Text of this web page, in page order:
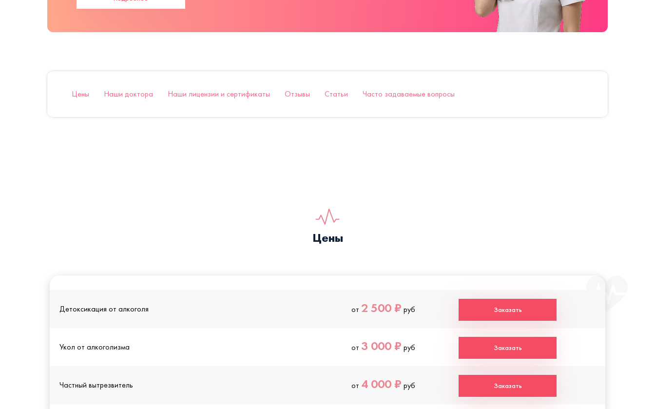
Цены Наши доктора Наши лицензии и сертификаты Отзывы Статьи Часто задаваемые вопросы
Цены
Детоксикация от алкоголя от 2 500 ₽ руб Заказать
Укол от алкоголизма от 3 000 ₽ руб Заказать
Частный вытрезвитель от 4 000 ₽ руб Заказать